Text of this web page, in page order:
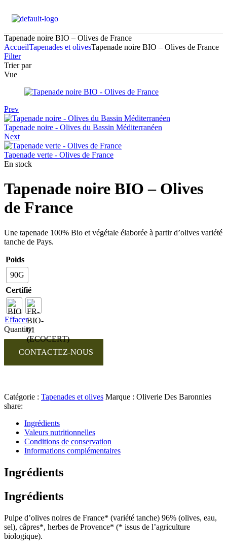
Tapenade noire BIO – Olives de France
AccueilTapenades et olivesTapenade noire BIO – Olives de France
Filter
Trier par
Vue
Prev
Tapenade noire - Olives du Bassin Méditerranéen
Next
Tapenade verte - Olives de France
En stock
Tapenade noire BIO – Olives
de France
Une tapenade 100% Bio et végétale élaborée à partir d’olives variété
tanche de Pays.
Poids
90G
Certifié
Effacer
Quantity:
CONTACTEZ-NOUS
Catégorie : Tapenades et olives Marque : Oliverie Des Baronnies
share:
Ingrédients
Valeurs nutritionnelles
Conditions de conservation
Informations complémentaires
Ingrédients
Ingrédients
Pulpe d’olives noires de France* (variété tanche) 96% (olives, eau,
sel), câpres*, herbes de Provence* (* issus de l’agriculture
biologique).